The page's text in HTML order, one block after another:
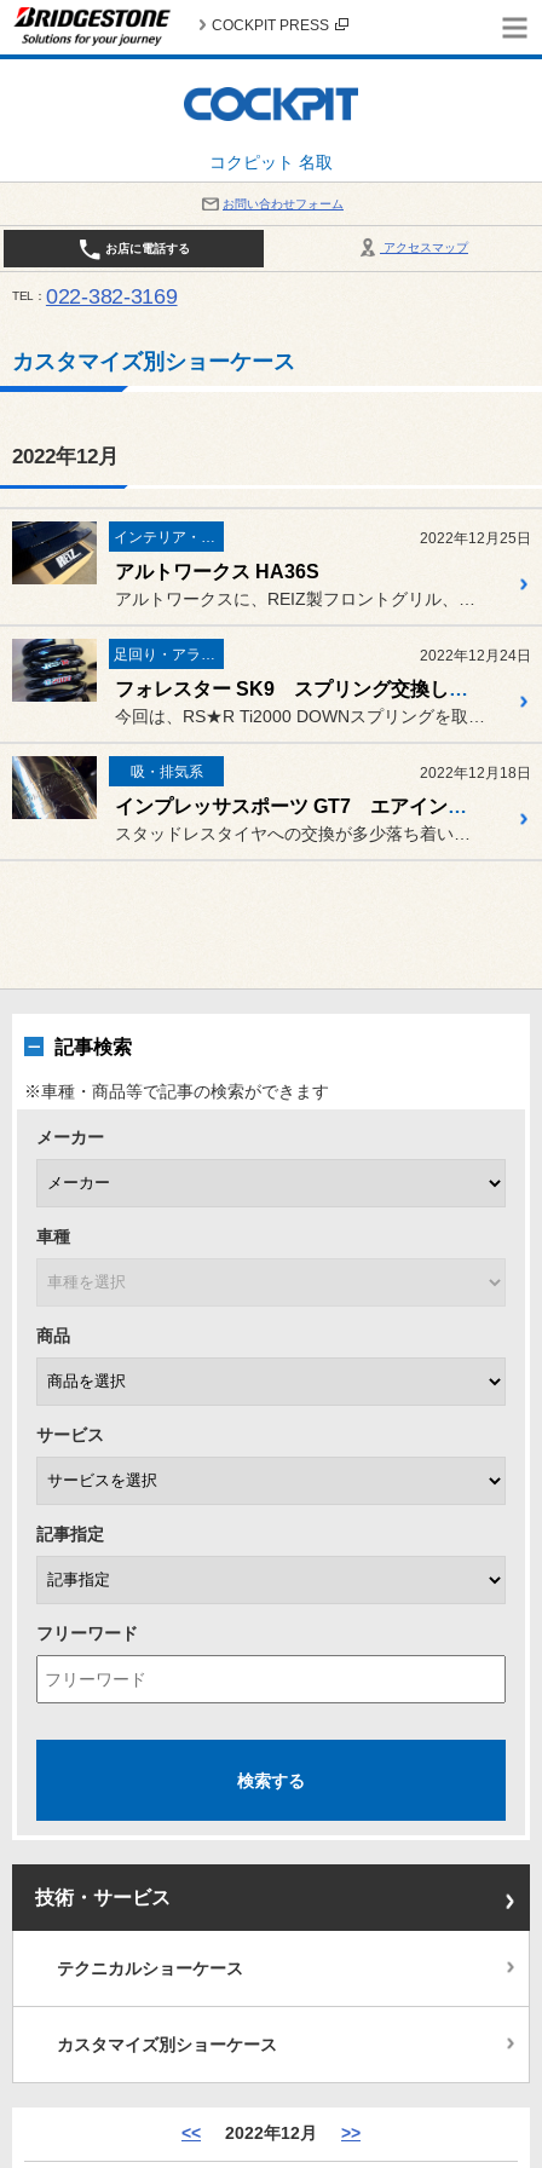
コクピット 名取
COCKPIT PRESS
お問い合わせフォーム
アクセスマップ
お店に電話する
TEL 022-382-3169
カスタマイズ別ショーケース
2022年12月
インテリア・エクステリア 2022年12月25日
アルトワークス HA36S
足回り・アライメント 2022年12月24日
フォレスター SK9 スプリング交換します！
吸・排気系 2022年12月18日
インプレッサスポーツ GT7 エアインテークチャンバー取り付けます！
記事検索
※車種・商品等で記事の検索ができます
メーカー
車種
商品
サービス
記事指定
フリーワード
技術・サービス
テクニカルショーケース
カスタマイズ別ショーケース
<< 2022年12月 >>